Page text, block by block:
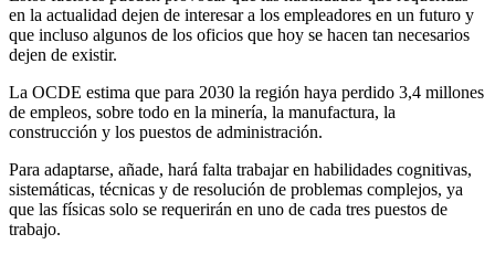
en la actualidad dejen de interesar a los empleadores en un futuro y
que incluso algunos de los oficios que hoy se hacen tan necesarios
dejen de existir.
La OCDE estima que para 2030 la región haya perdido 3,4 millones
de empleos, sobre todo en la minería, la manufactura, la
construcción y los puestos de administración.
Para adaptarse, añade, hará falta trabajar en habilidades cognitivas,
sistemáticas, técnicas y de resolución de problemas complejos, ya
que las físicas solo se requerirán en uno de cada tres puestos de
trabajo.